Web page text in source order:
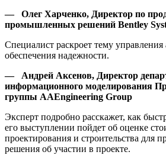
— Олег Харченко, Директор по
промышленных решений Bentley
Специалист раскроет тему
обеспечения надежности.
— Андрей Аксенов, Директор
информационного моделирования
группы AAEngineering Group
Эксперт подробно расскажет, как
его выступлении пойдет об оценке
проектирования и строительства для
решения об участии в проекте.